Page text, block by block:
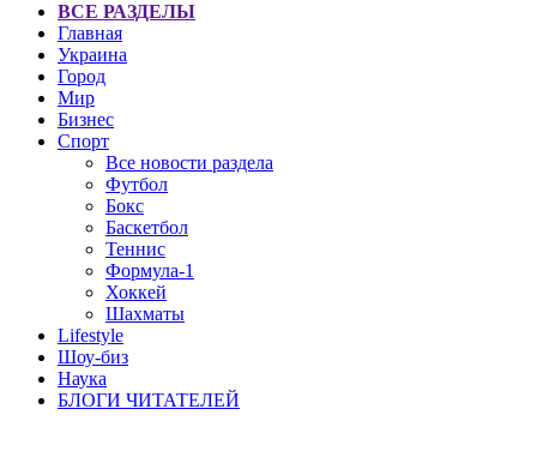
ВСЕ РАЗДЕЛЫ
Главная
Украина
Город
Мир
Бизнес
Спорт
Все новости раздела
Футбол
Бокс
Баскетбол
Теннис
Формула-1
Хоккей
Шахматы
Lifestyle
Шоу-биз
Наука
БЛОГИ ЧИТАТЕЛЕЙ